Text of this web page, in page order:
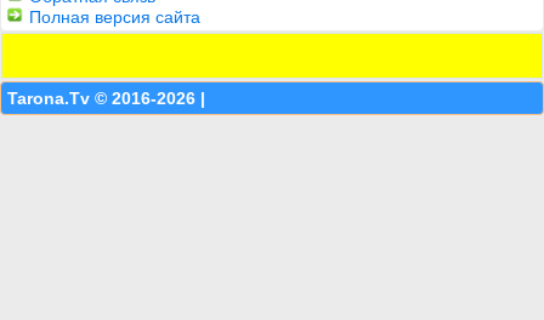
Полная версия сайта
Tarona.Tv © 2016-2026 |